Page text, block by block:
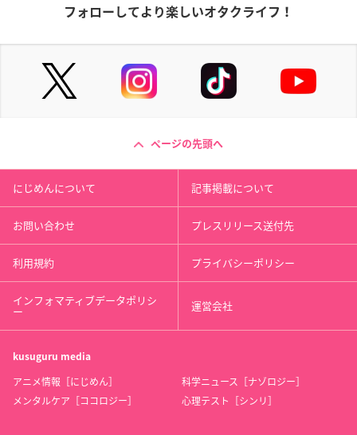
フォローしてより楽しいオタクライフ！
ページの先頭へ
にじめんについて 記事掲載について
お問い合わせ プレスリリース送付先
利用規約 プライバシーポリシー
インフォマティブデータポリシ
ー 運営会社
kusuguru media
アニメ情報［にじめん］
科学ニュース［ナゾロジー］
メンタルケア［ココロジー］
心理テスト［シンリ］